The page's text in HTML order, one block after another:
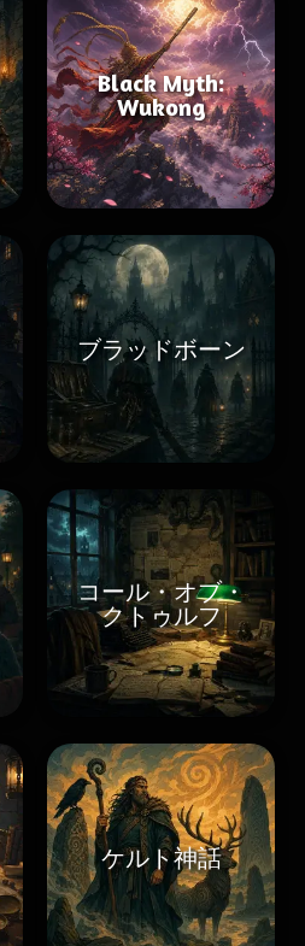
Black Myth:
Wukong
ブラッドボーン
コール・オブ・
クトゥルフ
ケルト神話